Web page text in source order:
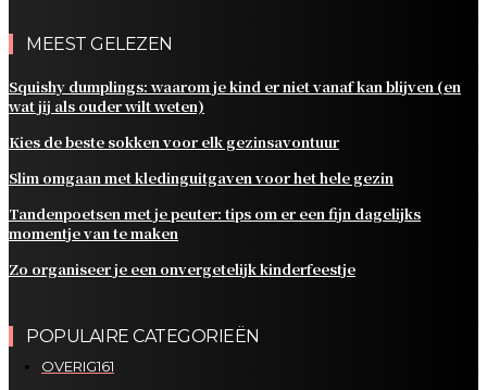
MEEST GELEZEN
Squishy dumplings: waarom je kind er niet vanaf kan blijven (en
wat jij als ouder wilt weten)
Kies de beste sokken voor elk gezinsavontuur
Slim omgaan met kledinguitgaven voor het hele gezin
Tandenpoetsen met je peuter: tips om er een fijn dagelijks
momentje van te maken
Zo organiseer je een onvergetelijk kinderfeestje
POPULAIRE CATEGORIEËN
OVERIG161